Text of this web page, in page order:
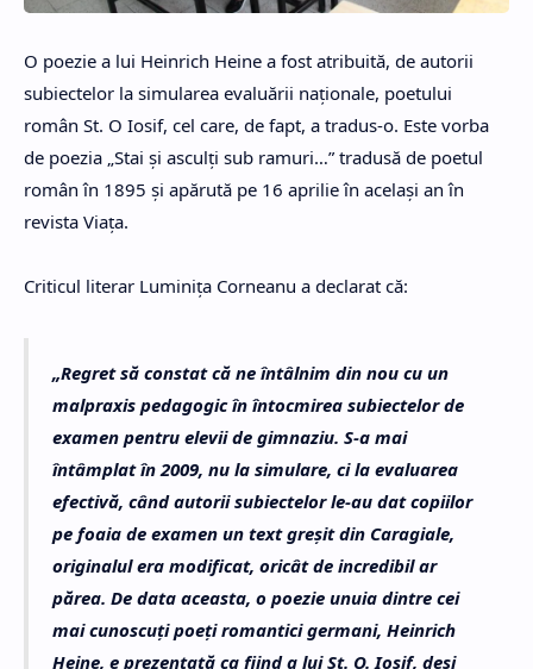
O poezie a lui Heinrich Heine a fost atribuită, de autorii
subiectelor la simularea evaluării naționale, poetului
român St. O Iosif, cel care, de fapt, a tradus-o. Este vorba
de poezia „Stai şi asculţi sub ramuri…” tradusă de poetul
român în 1895 şi apărută pe 16 aprilie în același an în
revista Viaţa.
Criticul literar Luminiţa Corneanu a declarat că:
„Regret să constat că ne întâlnim din nou cu un
malpraxis pedagogic în întocmirea subiectelor de
examen pentru elevii de gimnaziu. S-a mai
întâmplat în 2009, nu la simulare, ci la evaluarea
efectivă, când autorii subiectelor le-au dat copiilor
pe foaia de examen un text greșit din Caragiale,
originalul era modificat, oricât de incredibil ar
părea. De data aceasta, o poezie unuia dintre cei
mai cunoscuți poeți romantici germani, Heinrich
Heine, e prezentată ca fiind a lui Șt. O. Iosif, deși